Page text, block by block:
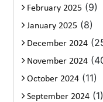
February 2025 (9)
January 2025 (8)
December 2024
November 2024
October 2024 (11)
September 2024 (1)